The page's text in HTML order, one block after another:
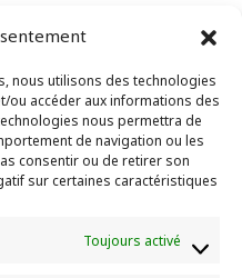
nous utilisons des technologies
ou accéder aux informations des
nous permettra de
de navigation ou les
consentir ou de retirer son
sur certaines caractéristiques
Toujours activé
assemblés en mon
– Matthieu 18.20